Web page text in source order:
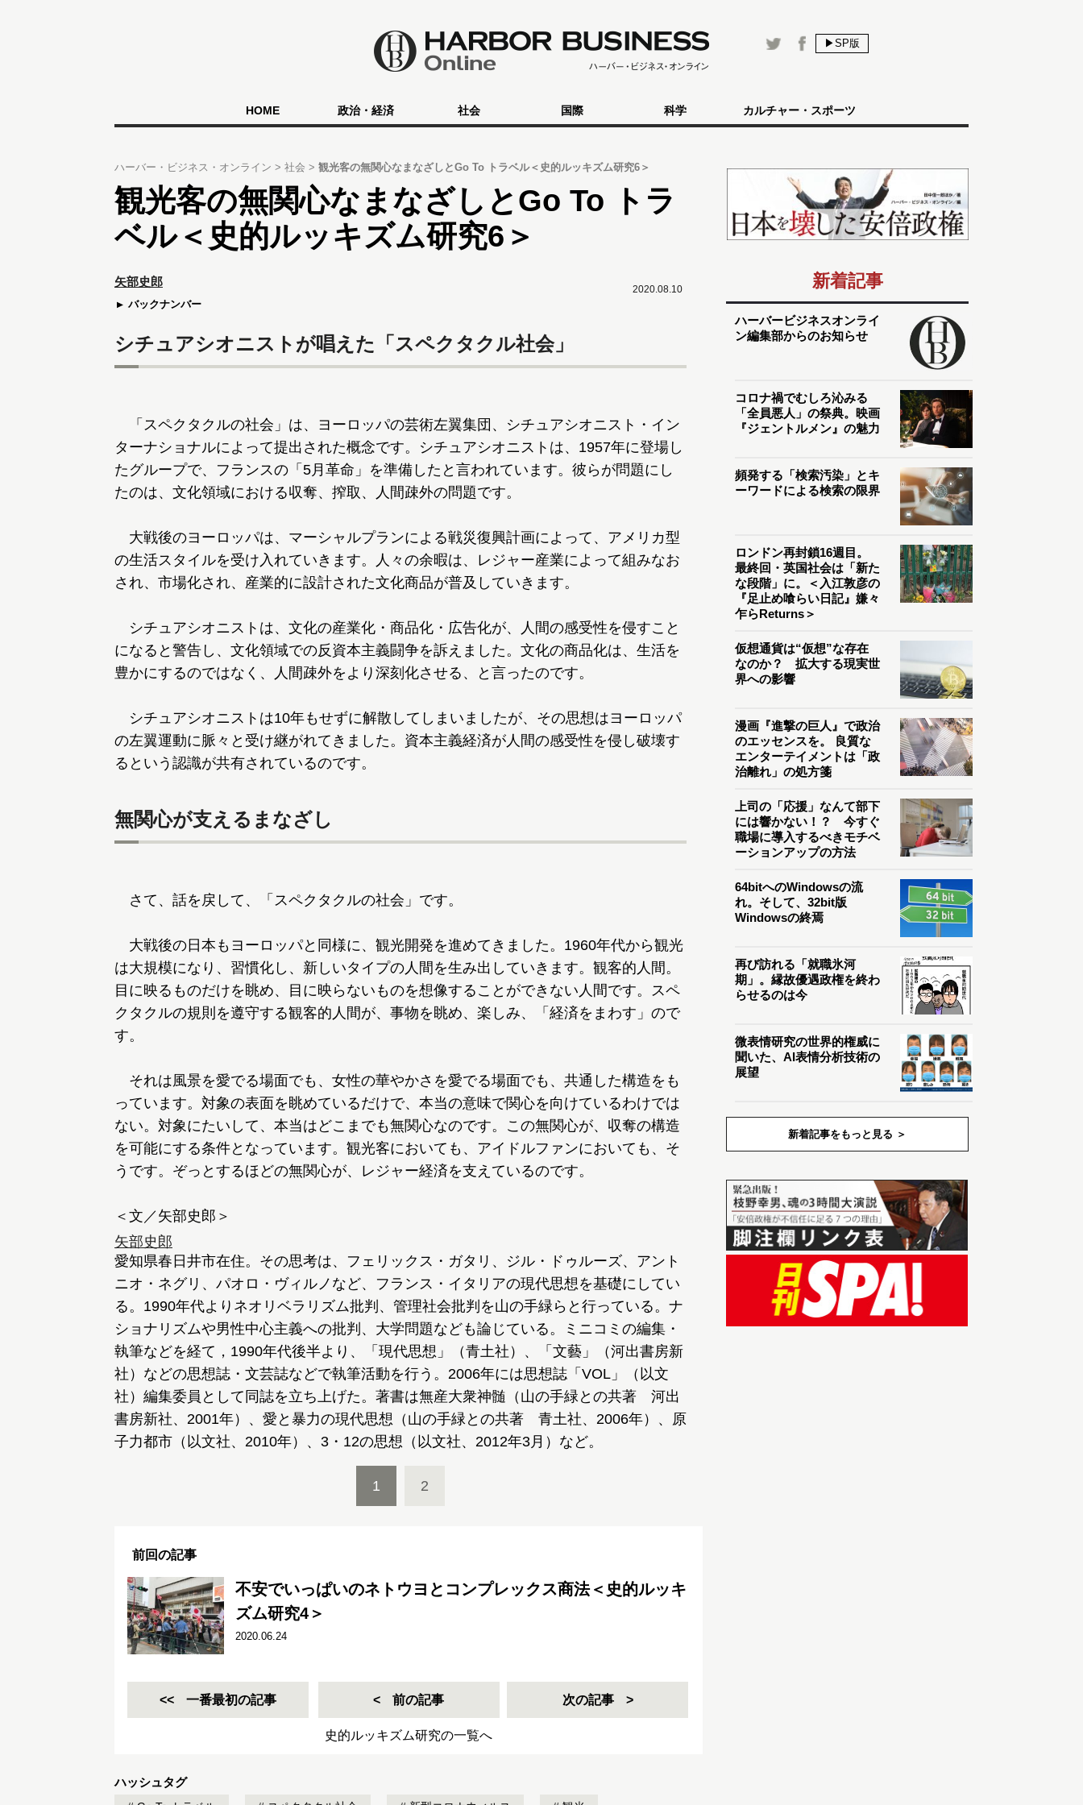
▶SP版
HOME 政治・経済 社会 国際 科学 カルチャー・スポーツ
ハーバー・ビジネス・オンライン 社会 観光客の無関心なまなざしとGo To トラベル＜史的ルッキズム研究6＞
観光客の無関心なまなざしとGo To トラ
ベル＜史的ルッキズム研究6＞
2020.08.10
矢部史郎
バックナンバー
シチュアシオニストが唱えた「スペクタクル社会」
「スペクタクルの社会」は、ヨーロッパの芸術左翼集団、シチュアシオニスト・イン
ターナショナルによって提出された概念です。シチュアシオニストは、1957年に登場し
たグループで、フランスの「5月革命」を準備したと言われています。彼らが問題にし
たのは、文化領域における収奪、搾取、人間疎外の問題です。
大戦後のヨーロッパは、マーシャルプランによる戦災復興計画によって、アメリカ型
の生活スタイルを受け入れていきます。人々の余暇は、レジャー産業によって組みなお
され、市場化され、産業的に設計された文化商品が普及していきます。
シチュアシオニストは、文化の産業化・商品化・広告化が、人間の感受性を侵すこと
になると警告し、文化領域での反資本主義闘争を訴えました。文化の商品化は、生活を
豊かにするのではなく、人間疎外をより深刻化させる、と言ったのです。
シチュアシオニストは10年もせずに解散してしまいましたが、その思想はヨーロッパ
の左翼運動に脈々と受け継がれてきました。資本主義経済が人間の感受性を侵し破壊す
るという認識が共有されているのです。
無関心が支えるまなざし
さて、話を戻して、「スペクタクルの社会」です。
大戦後の日本もヨーロッパと同様に、観光開発を進めてきました。1960年代から観光
は大規模になり、習慣化し、新しいタイプの人間を生み出していきます。観客的人間。
目に映るものだけを眺め、目に映らないものを想像することができない人間です。スペ
クタクルの規則を遵守する観客的人間が、事物を眺め、楽しみ、「経済をまわす」ので
す。
それは風景を愛でる場面でも、女性の華やかさを愛でる場面でも、共通した構造をも
っています。対象の表面を眺めているだけで、本当の意味で関心を向けているわけでは
ない。対象にたいして、本当はどこまでも無関心なのです。この無関心が、収奪の構造
を可能にする条件となっています。観光客においても、アイドルファンにおいても、そ
うです。ぞっとするほどの無関心が、レジャー経済を支えているのです。
＜文／矢部史郎＞
矢部史郎
愛知県春日井市在住。その思考は、フェリックス・ガタリ、ジル・ドゥルーズ、アント
ニオ・ネグリ、パオロ・ヴィルノなど、フランス・イタリアの現代思想を基礎にしてい
る。1990年代よりネオリベラリズム批判、管理社会批判を山の手緑らと行っている。ナ
ショナリズムや男性中心主義への批判、大学問題なども論じている。ミニコミの編集・
執筆などを経て，1990年代後半より、「現代思想」（青土社）、「文藝」（河出書房新
社）などの思想誌・文芸誌などで執筆活動を行う。2006年には思想誌「VOL」（以文
社）編集委員として同誌を立ち上げた。著書は無産大衆神髄（山の手緑との共著 河出
書房新社、2001年）、愛と暴力の現代思想（山の手緑との共著 青土社、2006年）、原
子力都市（以文社、2010年）、3・12の思想（以文社、2012年3月）など。
1 2
前回の記事
不安でいっぱいのネトウヨとコンプレックス商法＜史的ルッキ
ズム研究4＞
2020.06.24
一番最初の記事 前の記事 次の記事
史的ルッキズム研究の一覧へ
ハッシュタグ
新着記事
ハーバービジネスオンライ
ン編集部からのお知らせ
コロナ禍でむしろ沁みる
「全員悪人」の祭典。映画
『ジェントルメン』の魅力
頻発する「検索汚染」とキ
ーワードによる検索の限界
ロンドン再封鎖16週目。
最終回・英国社会は「新た
な段階」に。＜入江敦彦の
『足止め喰らい日記』嫌々
乍らReturns＞
仮想通貨は“仮想”な存在
なのか？ 拡大する現実世
界への影響
漫画『進撃の巨人』で政治
のエッセンスを。 良質な
エンターテイメントは「政
治離れ」の処方箋
上司の「応援」なんて部下
には響かない！？ 今すぐ
職場に導入するべきモチベ
ーションアップの方法
64bitへのWindowsの流
れ。そして、32bit版
Windowsの終焉
再び訪れる「就職氷河
期」。縁故優遇政権を終わ
らせるのは今
微表情研究の世界的権威に
聞いた、AI表情分析技術の
展望
新着記事をもっと見る